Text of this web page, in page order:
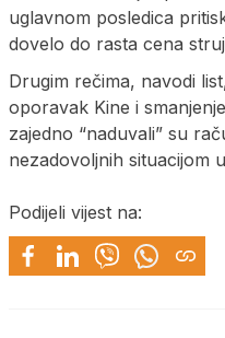
uglavnom posledica
dovelo do rasta cena
Drugim rečima, navodi
oporavak Kine i
zajedno “naduvali” su
nezadovoljnih situacijom
Podijeli vijest na: